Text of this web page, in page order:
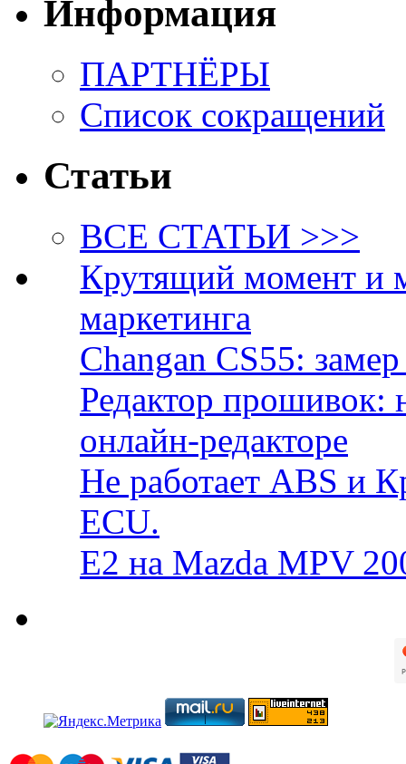
Информация
ПАРТНЁРЫ
Список сокращений
Статьи
ВСЕ СТАТЬИ >>>
Крутящий момент и
маркетинга
Changan CS55:
Редактор прошивок:
онлайн-редакторе
Не работает ABS и
ECU.
E2 на Mazda MPV